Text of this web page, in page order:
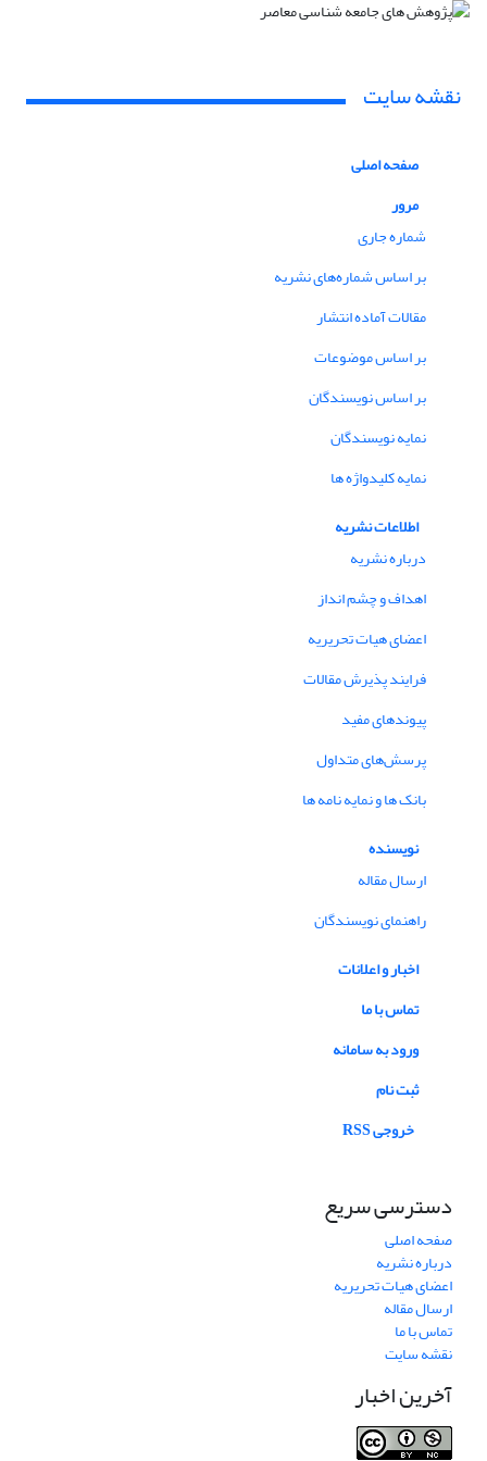
نقشه سایت
صفحه اصلی
مرور
شماره جاری
بر اساس شماره‌های نشریه
مقالات آماده انتشار
بر اساس موضوعات
بر اساس نویسندگان
نمایه نویسندگان
نمایه کلیدواژه ها
اطلاعات نشریه
درباره نشریه
اهداف و چشم انداز
اعضای هیات تحریریه
فرایند پذیرش مقالات
پیوندهای مفید
پرسش‌های متداول
بانک ها و نمایه نامه ها
نویسنده
ارسال مقاله
راهنمای نویسندگان
اخبار و اعلانات
تماس با ما
ورود به سامانه
ثبت نام
خروجی RSS
دسترسی سریع
صفحه اصلی
درباره نشریه
اعضای هیات تحریریه
ارسال مقاله
تماس با ما
نقشه سایت
آخرین اخبار